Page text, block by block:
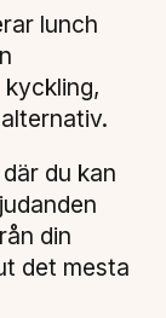
lunch
du kan
din
det mesta